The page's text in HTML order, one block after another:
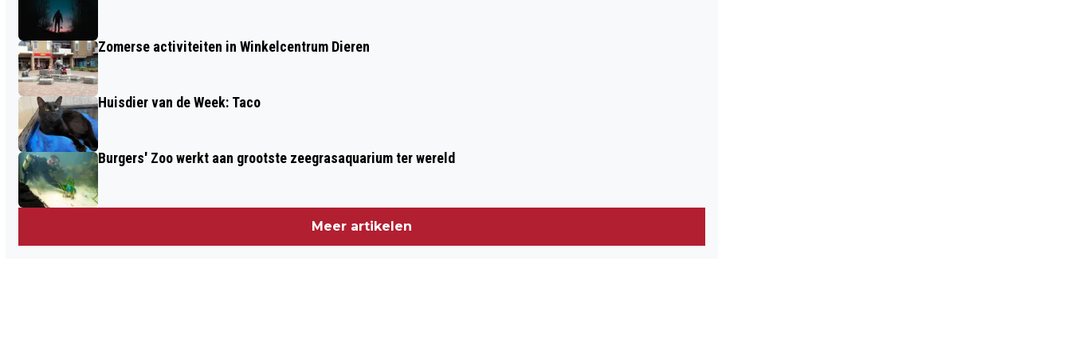
Zomerse activiteiten in Winkelcentrum Dieren
Huisdier van de Week: Taco
Burgers' Zoo werkt aan grootste zeegrasaquarium ter wereld
Meer artikelen